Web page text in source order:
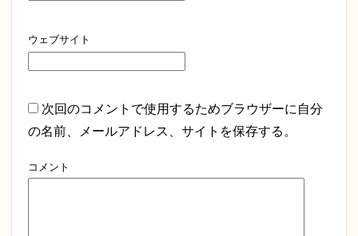
ウェブサイト
次回のコメントで使用するためブラウザーに自分
の名前、メールアドレス、サイトを保存する。
コメント